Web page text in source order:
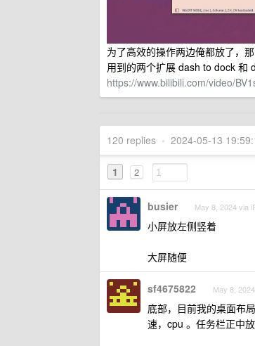
为了高效的操作两边俺都放了，
用到的两个扩展 dash to dock 和
https://www.bilibili.com/video/
120 replies • 2024-05-13
1 2
busier May 8, 2024 via
小屏放左侧竖着
大屏随便
sf4675822 May 8,
底部，目前我的桌面布
速，cpu 。任务栏正中